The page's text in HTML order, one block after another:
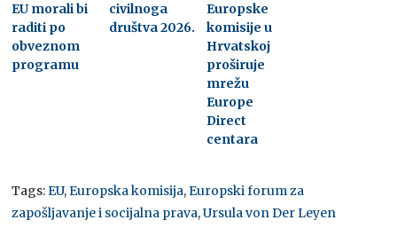
EU morali bi
raditi po
obveznom
programu
civilnoga
društva 2026.
Europske
komisije u
Hrvatskoj
proširuje
mrežu
Europe
Direct
centara
Tags:EU,Europska komisija,Europski forum za
zapošljavanje i socijalna prava,Ursula von Der Leyen